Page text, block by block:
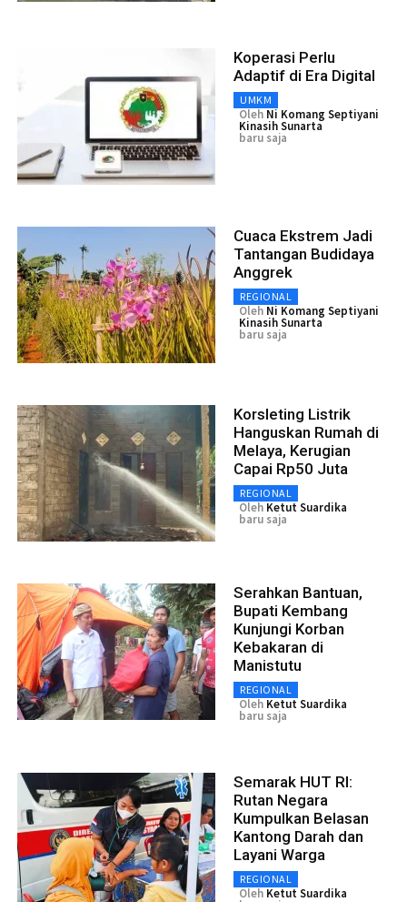
Koperasi Perlu
Adaptif di Era Digital
UMKM
Oleh Ni Komang Septiyani
Kinasih Sunarta
baru saja
Cuaca Ekstrem Jadi
Tantangan Budidaya
Anggrek
REGIONAL
Oleh Ni Komang Septiyani
Kinasih Sunarta
baru saja
Korsleting Listrik
Hanguskan Rumah di
Melaya, Kerugian
Capai Rp50 Juta
REGIONAL
Oleh Ketut Suardika
baru saja
Serahkan Bantuan,
Bupati Kembang
Kunjungi Korban
Kebakaran di
Manistutu
REGIONAL
Oleh Ketut Suardika
baru saja
Semarak HUT RI:
Rutan Negara
Kumpulkan Belasan
Kantong Darah dan
Layani Warga
REGIONAL
Oleh Ketut Suardika